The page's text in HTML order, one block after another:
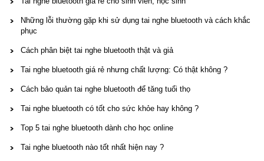
Những lỗi thường gặp khi sử dụng tai nghe bluetooth và cách khắc
phục
Cách phân biệt tai nghe bluetooth thật và giả
Tai nghe bluetooth giá rẻ nhưng chất lượng: Có thật không ?
Cách bảo quản tai nghe bluetooth để tăng tuổi thọ
Tai nghe bluetooth có tốt cho sức khỏe hay không ?
Top 5 tai nghe bluetooth dành cho học online
Tai nghe bluetooth nào tốt nhất hiện nay ?